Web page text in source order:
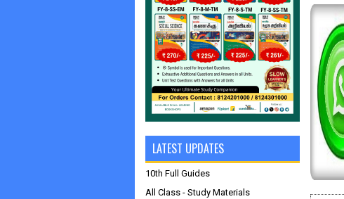
LATEST UPDATES
10th Full Guides
All Class - Study Materials